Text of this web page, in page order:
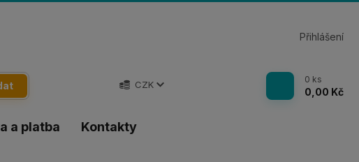
a platba Kontakty
CZK
Přihlášení
0 ks
0,00 Kč